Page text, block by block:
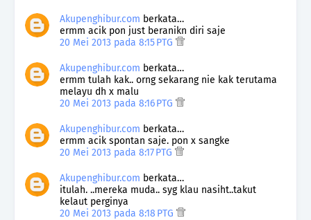
Akupenghibur.com berkata…
ermm acik pon just beranikn diri saje
20 Mei 2013 pada 8:15 PTG
Akupenghibur.com berkata…
ermm tulah kak.. orng sekarang nie kak terutama
melayu dh x malu
20 Mei 2013 pada 8:16 PTG
Akupenghibur.com berkata…
ermm acik spontan saje. pon x sangke
20 Mei 2013 pada 8:17 PTG
Akupenghibur.com berkata…
itulah. ..mereka muda.. syg klau nasiht..takut
kelaut perginya
20 Mei 2013 pada 8:18 PTG